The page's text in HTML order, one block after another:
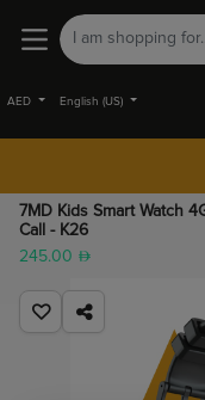
AED English (US)
7MD Kids Smart Watch
Call - K26
245.00